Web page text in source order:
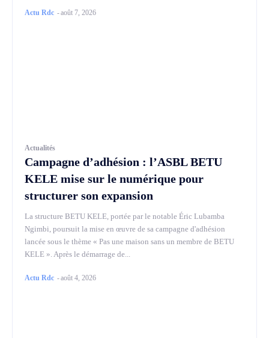
Actu Rdc -août 7, 2026
Actualités
Campagne d’adhésion : l’ASBL BETU
KELE mise sur le numérique pour
structurer son expansion
La structure BETU KELE, portée par le notable Éric Lubamba
Ngimbi, poursuit la mise en œuvre de sa campagne d'adhésion
lancée sous le thème « Pas une maison sans un membre de BETU
KELE ». Après le démarrage de...
Actu Rdc -août 4, 2026